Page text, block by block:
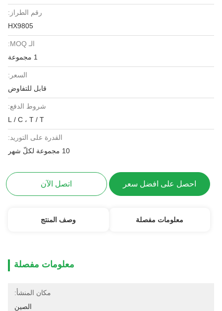
رقم الطراز:
HX9805
الـ MOQ:
السعر:
قابل للتفاوض
شروط الدفع:
L / C ، T / T
القدرة على التوريد:
10 مجموعة لكلّ شهر
احصل على افضل سعر اتصل الآن
معلومات مفصلة وصف المنتج
معلومات مفصلة
مكان المنشأ:
الصين